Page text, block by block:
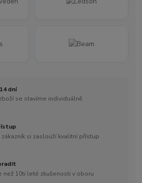
dní
se stavíme individuálně
zákazník si zaslouží kvalitní přístup
než 10ti leté zkušenosti v oboru